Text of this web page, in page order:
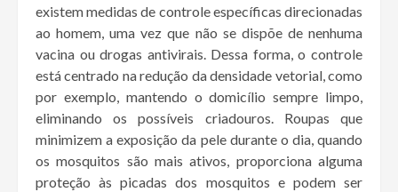
existem medidas de controle específicas direcionadas
ao homem, uma vez que não se dispõe de nenhuma
vacina ou drogas antivirais. Dessa forma, o controle
está centrado na redução da densidade vetorial, como
por exemplo, mantendo o domicílio sempre limpo,
eliminando os possíveis criadouros. Roupas que
minimizem a exposição da pele durante o dia, quando
os mosquitos são mais ativos, proporciona alguma
proteção às picadas dos mosquitos e podem ser